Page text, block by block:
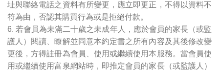
址與聯絡電話之資料有所變更，應立即更正，不得以資料不
符為由，否認其購買行為或是拒絕付款。
6. 若會員為未滿二十歲之未成年人，應於會員的家長（或監
護人）閱讀、瞭解並同意本約定書之所有內容及其後修改變
更後，方得註冊為會員、使用或繼續使用本服務。當會員使
用或繼續使用富泉網站時，即推定會員的家長（或監護人）